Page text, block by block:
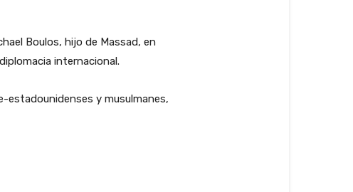
Boulos, hijo de Massad, en
internacional.
estadounidenses y musulmanes,